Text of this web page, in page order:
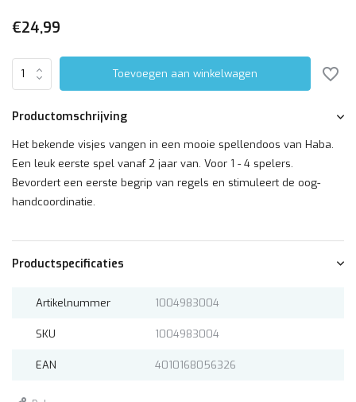
€24,99
Toevoegen aan winkelwagen
Productomschrijving
Het bekende visjes vangen in een mooie spellendoos van Haba.
Een leuk eerste spel vanaf 2 jaar van. Voor 1 - 4 spelers.
Bevordert een eerste begrip van regels en stimuleert de oog-
handcoordinatie.
Productspecificaties
Artikelnummer 1004983004
SKU 1004983004
EAN 4010168056326